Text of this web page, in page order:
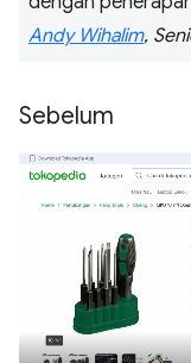
Andy Wihalim,
Sebelum